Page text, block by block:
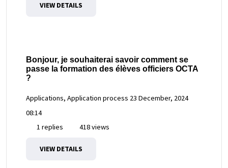
VIEW DETAILS
Bonjour, je souhaiterai savoir comment se
passe la formation des élèves officiers OCTA
?
Applications, Application process 23 December, 2024
08:14
1 replies
418 views
VIEW DETAILS